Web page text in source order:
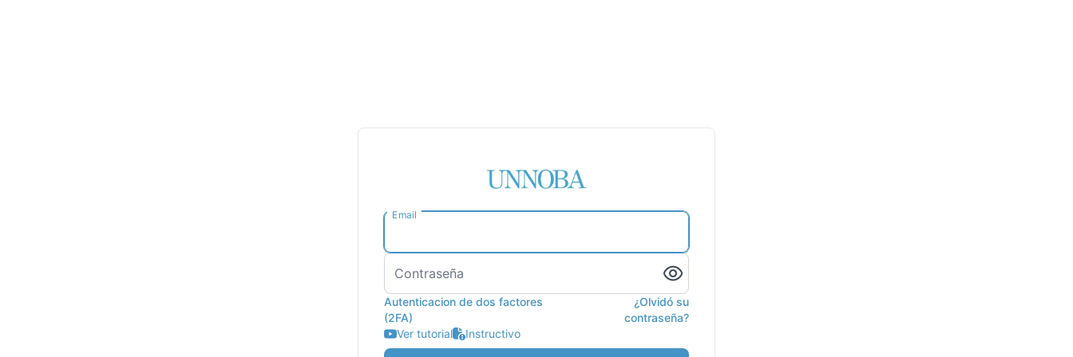
Email
Contraseña
Autenticacion de dos factores
(2FA)
¿Olvidó su
contraseña?
Ver tutorial
Instructivo